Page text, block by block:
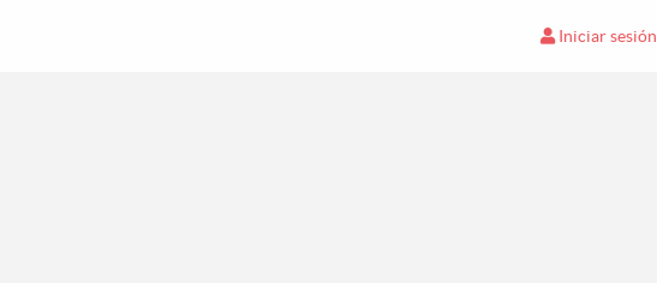
Iniciar sesión